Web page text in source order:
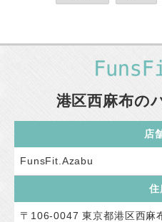
港区西麻布の
店
FunsFit.Azabu
住
〒106-0047 東京都港区西麻